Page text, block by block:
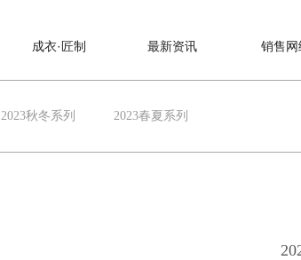
成衣·匠制 最新资讯 销售网
2023秋冬系列 2023春夏系列